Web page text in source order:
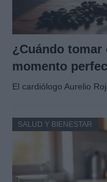
¿Cuándo tomar
momento
El cardiólogo Aurelio
SALUD Y BIENESTAR